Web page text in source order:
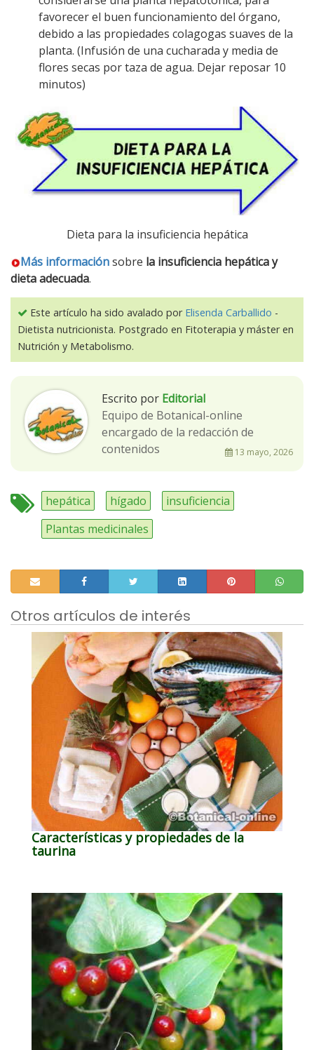
favorecer el buen funcionamiento del órgano,
debido a las propiedades colagogas suaves de la
planta. (Infusión de una cucharada y media de
flores secas por taza de agua. Dejar reposar 10
minutos)
Dieta para la insuficiencia hepática
Más informaciónsobre la insuficiencia hepática y
dieta adecuada.
Este artículo ha sido avalado por Elisenda Carballido -
Dietista nutricionista. Postgrado en Fitoterapia y máster en
Nutrición y Metabolismo.
Escrito por Editorial
Equipo de Botanical-online
encargado de la redacción de
contenidos
13 mayo, 2026
hepática hígado
insuficiencia
Plantas medicinales
Otros artículos de interés
Características y propiedades de la
taurina